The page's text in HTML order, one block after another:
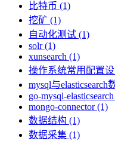
比特币 (1)
挖矿 (1)
自动化测试 (1)
solr (1)
xunsearch (1)
操作系统常用配置
mysql与
go-mysql-
mongo-connector (1)
数据结构 (1)
数据采集 (1)